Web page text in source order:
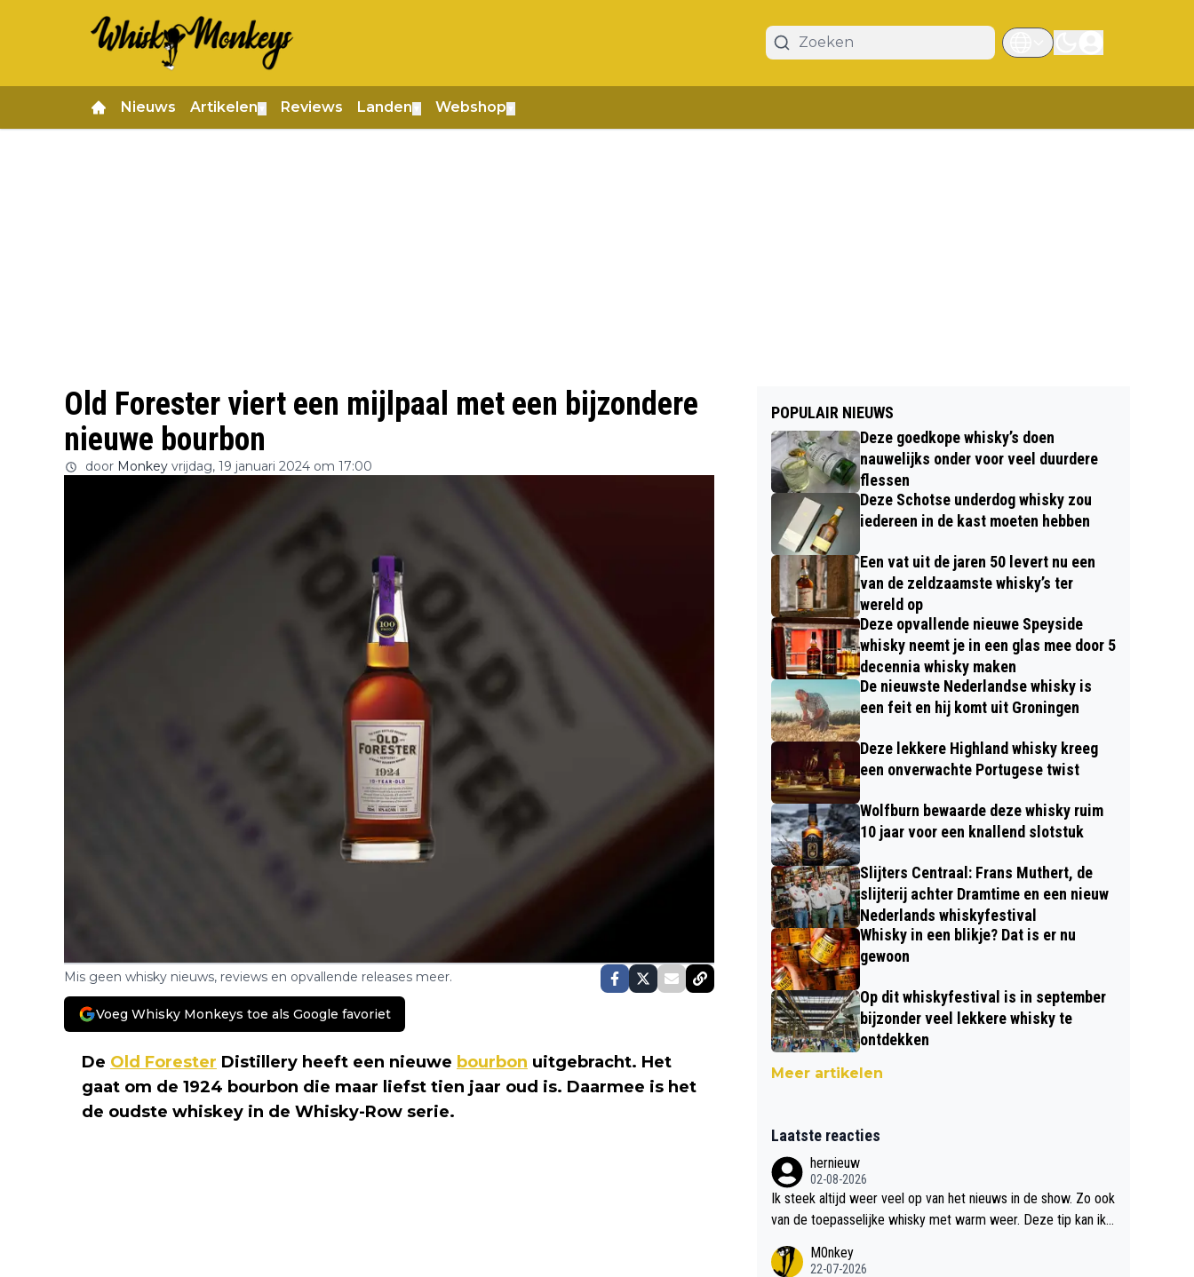
Nieuws Artikelen Reviews Landen Webshop
Old Forester viert een mijlpaal met een bijzondere
nieuwe bourbon
door Monkey vrijdag, 19 januari 2024 om 17:00
Mis geen whisky nieuws, reviews en opvallende releases meer.
Voeg Whisky Monkeys toe als Google favoriet
De Old Forester Distillery heeft een nieuwe bourbon uitgebracht. Het
gaat om de 1924 bourbon die maar liefst tien jaar oud is. Daarmee is het
de oudste whiskey in de Whisky-Row serie.
POPULAIR NIEUWS
Deze goedkope whisky’s doen
nauwelijks onder voor veel duurdere
flessen
Deze Schotse underdog whisky zou
iedereen in de kast moeten hebben
Een vat uit de jaren 50 levert nu een
van de zeldzaamste whisky’s ter
wereld op
Deze opvallende nieuwe Speyside
whisky neemt je in een glas mee door 5
decennia whisky maken
De nieuwste Nederlandse whisky is
een feit en hij komt uit Groningen
Deze lekkere Highland whisky kreeg
een onverwachte Portugese twist
Wolfburn bewaarde deze whisky ruim
10 jaar voor een knallend slotstuk
Slijters Centraal: Frans Muthert, de
slijterij achter Dramtime en een nieuw
Nederlands whiskyfestival
Whisky in een blikje? Dat is er nu
gewoon
Op dit whiskyfestival is in september
bijzonder veel lekkere whisky te
ontdekken
Meer artikelen
Laatste reacties
hernieuw
02-08-2026
Ik steek altijd weer veel op van het nieuws in de show. Zo ook
van de toepasselijke whisky met warm weer. Deze tip kan ik
M0nkey
22-07-2026